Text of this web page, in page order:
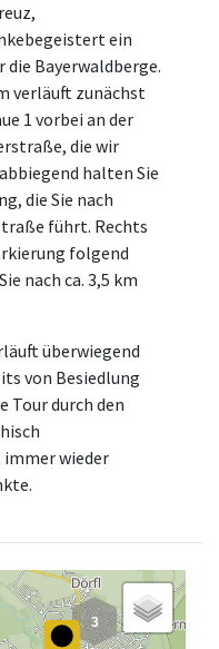
ein
Bayerwaldberge.
verläuft zunächst
1 vorbei an der
die wir
halten Sie
die Sie nach
führt. Rechts
folgend
nach ca. 3,5 km
überwiegend
von Besiedlung
Tour durch den
wieder
3